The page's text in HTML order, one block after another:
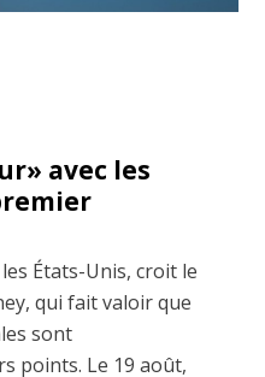
avec les
États-Unis, croit le
qui fait valoir que
sont
points. Le 19 août,